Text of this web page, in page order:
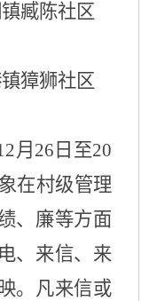
臧陈社区
獐狮社区
2月 26 日至20
在村级管理
、廉等方面
、来信、来
。凡来信或